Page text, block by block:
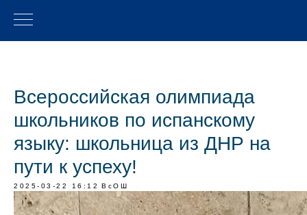
Всероссийская олимпиада
школьников по испанскому
языку: школьница из ДНР на
пути к успеху!
2025-03-22 16:12 ВсОШ